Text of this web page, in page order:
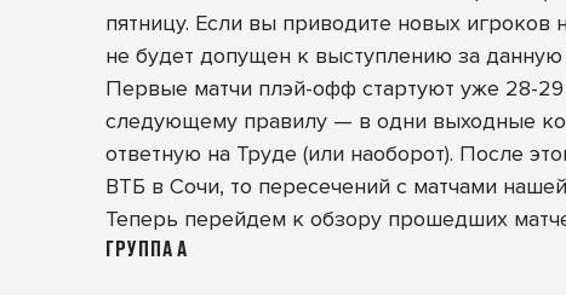
пятницу. Если вы приводите новых
не будет допущен к выступлению за
Первые матчи плэй-офф стартуют уже 28-29
следующему правилу — в одни выходные
ответную на Труде (или наоборот). После
ВТБ в Сочи, то пересечений с матчами
Теперь перейдем к обзору прошедших
ГРУППА А